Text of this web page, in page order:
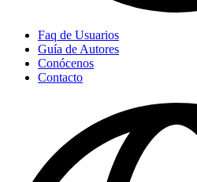
Faq de Usuarios
Guía de Autores
Conócenos
Contacto